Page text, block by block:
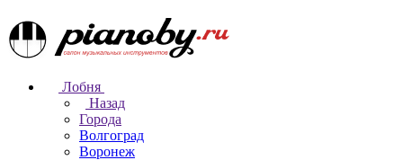
Лобня
Назад
Города
Волгоград
Воронеж